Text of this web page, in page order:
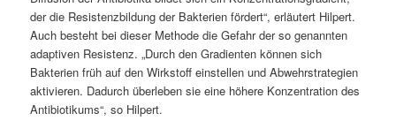
der die Resistenzbildung der Bakterien fördert“, erläutert Hilpert.
Auch besteht bei dieser Methode die Gefahr der so genannten
adaptiven Resistenz. „Durch den Gradienten können sich
Bakterien früh auf den Wirkstoff einstellen und Abwehrstrategien
aktivieren. Dadurch überleben sie eine höhere Konzentration des
Antibiotikums“, so Hilpert.